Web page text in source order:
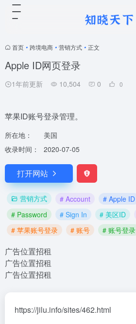
首页 • 跨境电商 • 营销方式 • 正文
Apple ID网页登录
1年前更新 10,504 0 0
苹果ID账号登录管理。
所在地：
美国
收录时间：
2020-07-05
打开网站
营销方式 # Account # Apple ID
# Password
# Sign In # 美区ID
# 苹果账号登录
# 账号 # 账号登录
广告位置招租
广告位置招租
广告位置招租
https://jilu.info/sites/462.html